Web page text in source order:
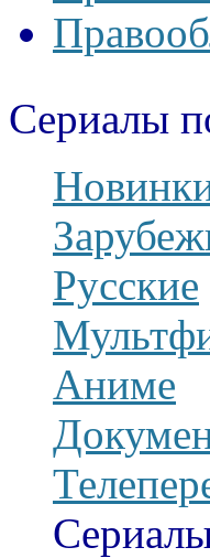
Сериалы
Русские
Аниме